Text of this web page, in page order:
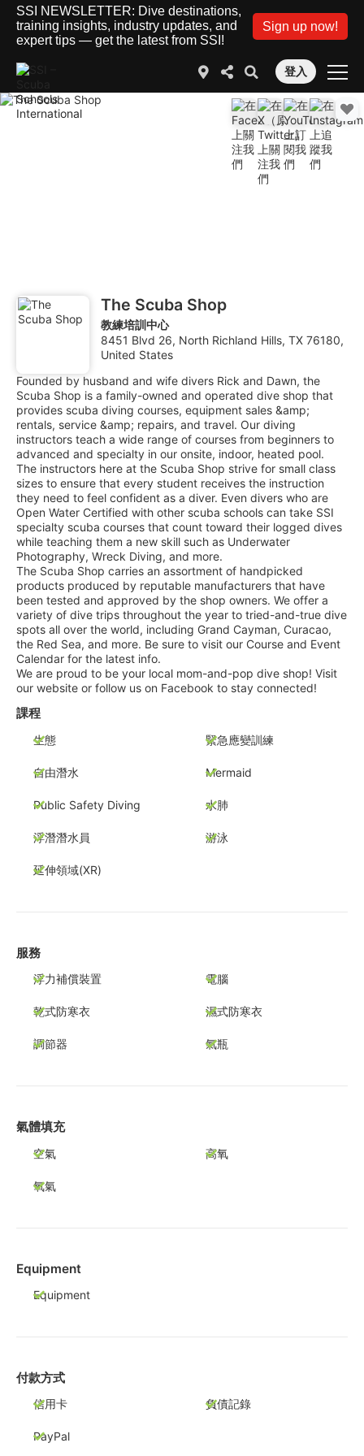
SSI NEWSLETTER: Dive destinations,
training insights, industry updates, and
expert tips — get the latest from SSI!
Sign up now!
登入
The Scuba Shop
教練培訓中心
8451 Blvd 26, North Richland Hills, TX 76180,
United States
Founded by husband and wife divers Rick and Dawn, the
Scuba Shop is a family-owned and operated dive shop that
provides scuba diving courses, equipment sales &amp;
rentals, service &amp; repairs, and travel. Our diving
instructors teach a wide range of courses from beginners to
advanced and specialty in our onsite, indoor, heated pool.
The instructors here at the Scuba Shop strive for small class
sizes to ensure that every student receives the instruction
they need to feel confident as a diver. Even divers who are
Open Water Certified with other scuba schools can take SSI
specialty scuba courses that count toward their logged dives
while teaching them a new skill such as Underwater
Photography, Wreck Diving, and more.
The Scuba Shop carries an assortment of handpicked
products produced by reputable manufacturers that have
been tested and approved by the shop owners. We offer a
variety of dive trips throughout the year to tried-and-true dive
spots all over the world, including Grand Cayman, Curacao,
the Red Sea, and more. Be sure to visit our Course and Event
Calendar for the latest info.
We are proud to be your local mom-and-pop dive shop! Visit
our website or follow us on Facebook to stay connected!
課程
生態 緊急應變訓練
自由潛水 Mermaid
Public Safety Diving 水肺
浮潛潛水員 游泳
延伸領域(XR)
服務
浮力補償裝置 電腦
乾式防寒衣 濕式防寒衣
調節器 氣瓶
氣體填充
空氣 高氧
氧氣
Equipment
Equipment
付款方式
信用卡 負債記錄
PayPal